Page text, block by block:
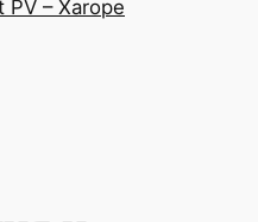
PV – Xarope